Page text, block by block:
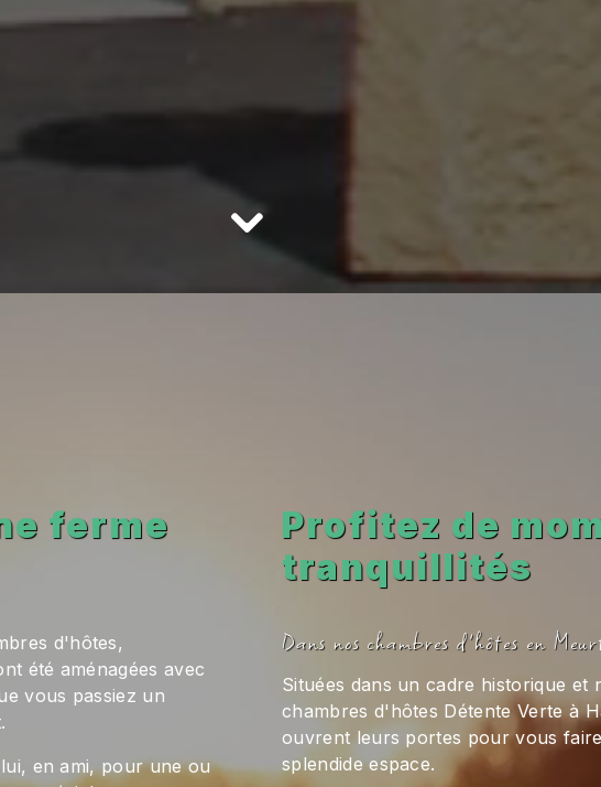
ferme
d'hôtes,
été aménagées avec
vous passiez un
en ami, pour une ou
Profitez de
tranquillités
Dans nos chambres d'hôtes en
Situées dans un cadre historique et
chambres d'hôtes Détente Verte à
ouvrent leurs portes pour vous
splendide espace.